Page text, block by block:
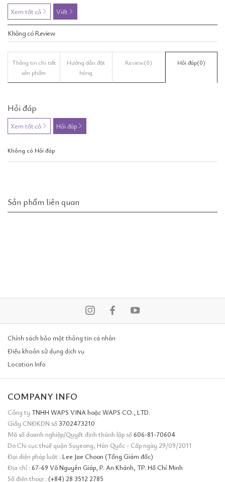
Xem tất cả Viết
Không có Review
Thông tin chi tiết
sản phẩm
Hướng dẫn đặt
hàng
Review(0) Hỏi đáp(0)
Hỏi đáp
Xem tất cả Hỏi đáp
Không có Hỏi đáp
Sản phẩm liên quan
Chính sách bảo mật thông tin cá nhân
Điều khoản sử dụng dịch vụ
Location Info
COMPANY INFO
Công ty TNHH WAPS VINA hoặc WAPS CO., LTD.
Giấy CNĐKDN số3702473210
Mã số doanh nghiệp/Quyết định thành lập số 606-81-70604
Do Chi cục thuế quận Suyeong, Hàn Quốc - Cấp ngày 29/09/2011
Đại diện pháp luật : Lee Jae Choon (Tổng Giám đốc)
Địa chỉ : 67-69 Võ Nguyên Giáp, P. An Khánh, TP. Hồ Chí Minh
Số điện thoại : (+84) 28 3512 2785